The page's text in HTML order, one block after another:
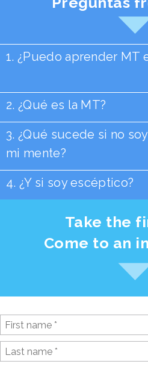
1. ¿Puedo aprender MT
2. ¿Qué es la MT?
3. ¿Qué sucede si no
mi mente?
4. ¿Y si soy escéptico?
Take the
Come to an